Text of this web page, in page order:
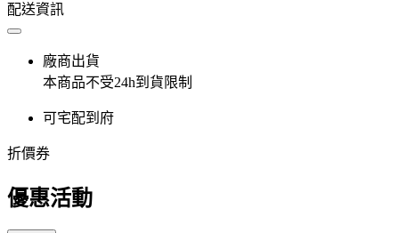
配送資訊
廠商出貨
本商品不受24h到貨限制
可宅配到府
折價券
優惠活動